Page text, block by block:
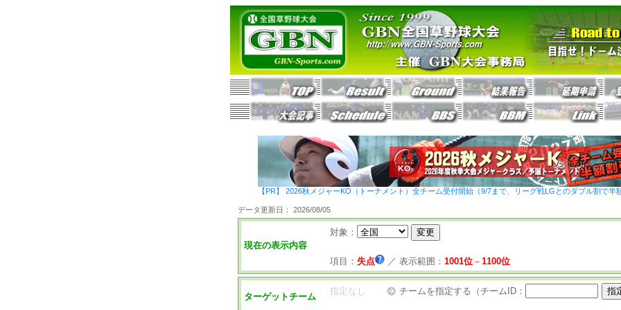
【PR】 2026秋メジャーKO（トーナメント）全チーム受付開始（9/7まで、リーグ戦LGとのダブル割で半
データ更新日： 2026/08/05
現在の表示内容
対象：
項目： 失点 ／ 表示範囲： 1001位－ 1100位
ターゲットチーム
指定なし チームを指定する（チームID：